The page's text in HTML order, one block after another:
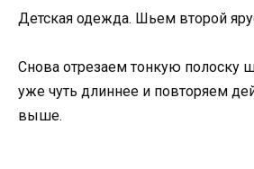
Детская одежда. Шьем второй
Снова отрезаем тонкую полоску
уже чуть длиннее и повторяем
выше.